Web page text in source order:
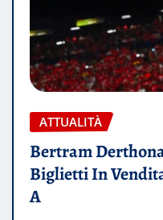
ATTUALITÀ
Bertram
Biglietti In
A